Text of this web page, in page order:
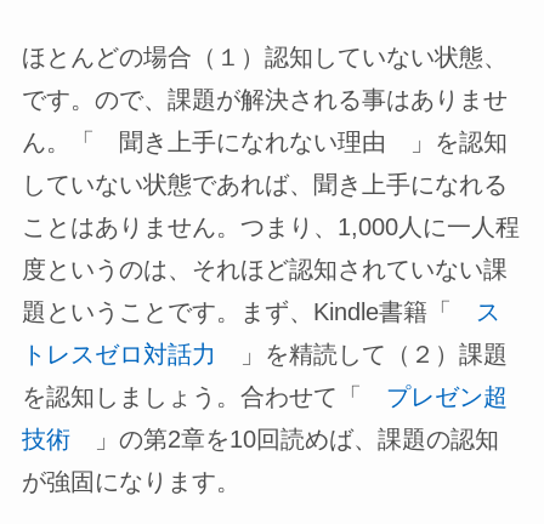
ほとんどの場合（１）認知していない状態、
です。ので、課題が解決される事はありませ
ん。「 聞き上手になれない理由 」を認知
していない状態であれば、聞き上手になれる
ことはありません。つまり、1,000人に一人程
度というのは、それほど認知されていない課
題ということです。まず、Kindle書籍「
ス
トレスゼロ対話力
」を精読して（２）課題
を認知しましょう。合わせて「 プレゼン超
技術」の第2章を10回読めば、課題の認知
が強固になります。